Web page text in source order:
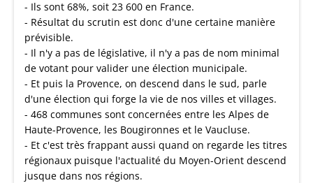
- Ils sont 68%, soit 23 600 en France.
- Résultat du scrutin est donc d'une certaine manière
prévisible.
- Il n'y a pas de législative, il n'y a pas de nom minimal
de votant pour valider une élection municipale.
- Et puis la Provence, on descend dans le sud, parle
d'une élection qui forge la vie de nos villes et villages.
- 468 communes sont concernées entre les Alpes de
Haute-Provence, les Bougironnes et le Vaucluse.
- Et c'est très frappant aussi quand on regarde les titres
régionaux puisque l'actualité du Moyen-Orient descend
jusque dans nos régions.